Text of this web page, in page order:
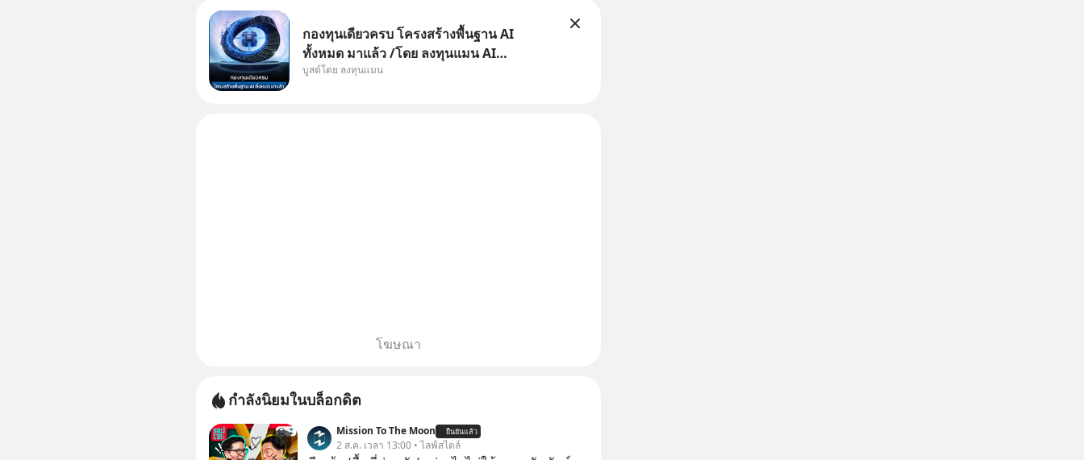
กองทุนเดียวครบ โครงสร้างพื้นฐาน AI
ทั้งหมด มาแล้ว /โดย ลงทุนแมน AI
Supercycle คือช่วงเวลาที่เทคโนโลยีปัญญา
บูสต์โดย ลงทุนแมน
โฆษณา
กำลังนิยมในบล็อกดิต
Mission To The Moon ยืนยันแล้ว
2 ส.ค. เวลา 13:00 • ไลฟ์สไตล์